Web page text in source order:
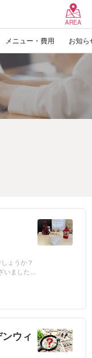
AREA
メニュー・費用 お知ら
ょうか？
ました。
ウィ